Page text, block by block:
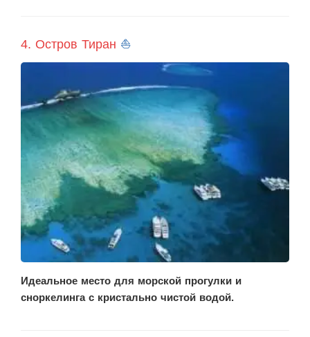
4. Остров Тиран ⛵️
Идеальное место для морской прогулки и
сноркелинга с кристально чистой водой.